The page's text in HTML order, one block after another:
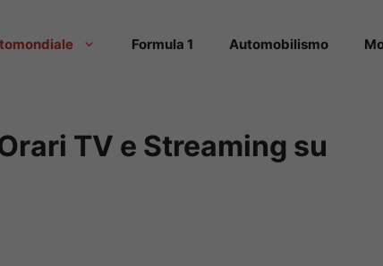
Formula 1 Automobilismo
TV e Streaming su